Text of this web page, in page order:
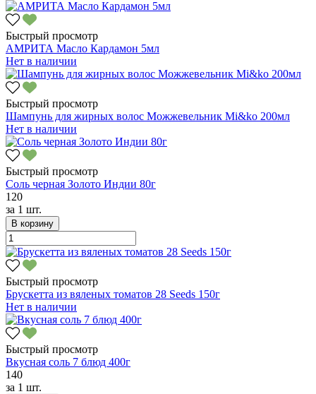
Быстрый просмотр
АМРИТА Масло Кардамон 5мл
Нет в наличии
Быстрый просмотр
Шампунь для жирных волос Можжевельник Mi&ko 200мл
Нет в наличии
Быстрый просмотр
Соль черная Золото Индии 80г
120
за 1 шт.
В корзину
Быстрый просмотр
Брускетта из вяленых томатов 28 Seeds 150г
Нет в наличии
Быстрый просмотр
Вкусная соль 7 блюд 400г
140
за 1 шт.